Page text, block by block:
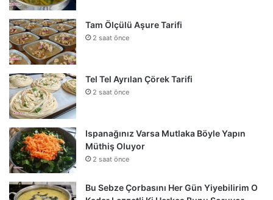
Tam Ölçülü Aşure Tarifi
2 saat önce
Tel Tel Ayrılan Çörek Tarifi
2 saat önce
Ispanağınız Varsa Mutlaka Böyle Yapın
Müthiş Oluyor
2 saat önce
Bu Sebze Çorbasını Her Gün Yiyebilirim O